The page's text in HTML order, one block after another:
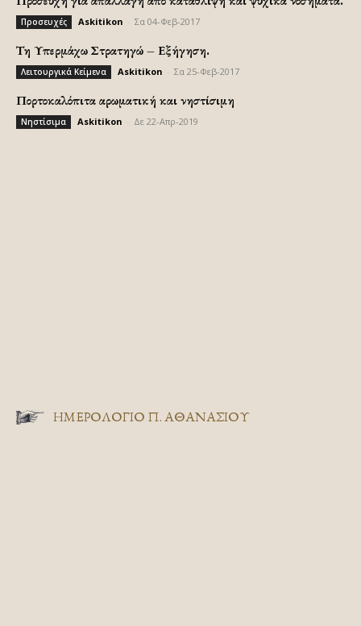
Προσευχές Askitikon Σα 04-Φεβ-2017
Τη Υπερμάχω Στρατηγώ – Εξήγηση.
Λειτουργικά Κείμενα Askitikon Σα 25-Φεβ-2017
Πορτοκαλόπιτα αρωματική και νηστίσιμη
Νηστίσιμα Askitikon Δε 22-Απρ-2019
ΗΜΕΡΟΛΟΓΙΟ Π. ΑΘΑΝΑΣΙΟΥ